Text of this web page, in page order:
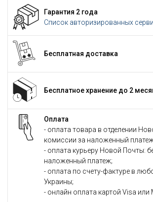
Гарантия 2 года
Список авторизированных
Бесплатная доставка
Бесплатное хранение до 2
Оплата
- оплата товара в отделении
комиссии за наложенный
- оплата курьеру Новой Почты:
наложенный платеж;
- оплата по счету-фактуре в
Украины;
- онлайн оплата картой Visa или